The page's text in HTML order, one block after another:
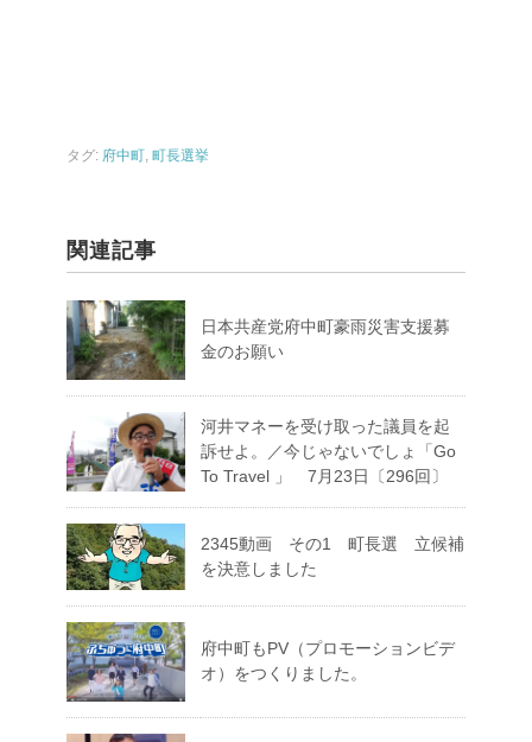
タグ: 府中町, 町長選挙
関連記事
日本共産党府中町豪雨災害支援募
金のお願い
河井マネーを受け取った議員を起
訴せよ。／今じゃないでしょ「Go
To Travel 」 7月23日〔296回〕
2345動画 その1 町長選 立候補
を決意しました
府中町もPV（プロモーションビデ
オ）をつくりました。